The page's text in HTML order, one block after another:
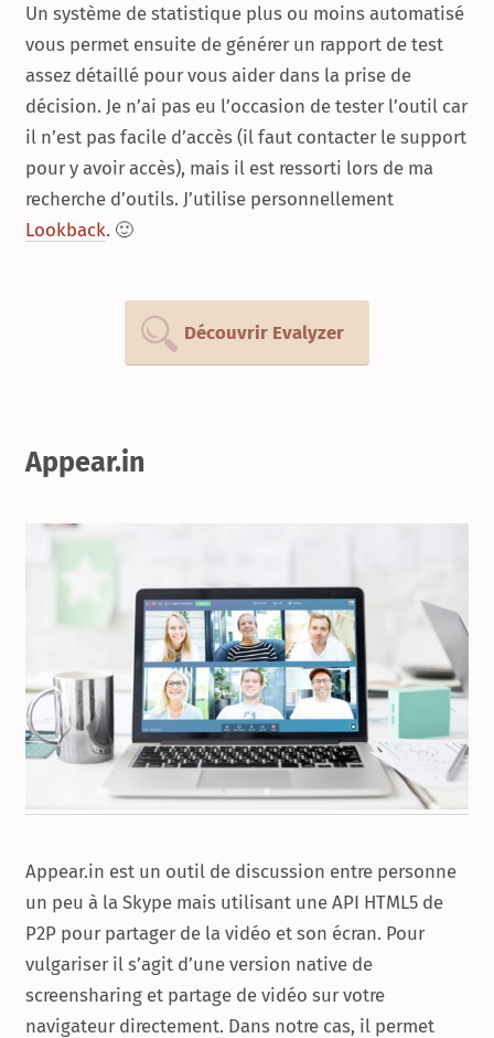
Un système de statistique plus ou moins automatisé
vous permet ensuite de générer un rapport de test
assez détaillé pour vous aider dans la prise de
décision. Je n’ai pas eu l’occasion de tester l’outil car
il n’est pas facile d’accès (il faut contacter le support
pour y avoir accès), mais il est ressorti lors de ma
recherche d’outils. J’utilise personnellement
Lookback. 🙂
Découvrir Evalyzer
Appear.in
Appear.in est un outil de discussion entre personne
un peu à la Skype mais utilisant une API HTML5 de
P2P pour partager de la vidéo et son écran. Pour
vulgariser il s’agit d’une version native de
screensharing et partage de vidéo sur votre
navigateur directement. Dans notre cas, il permet